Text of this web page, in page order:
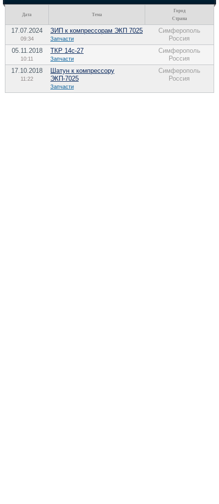
Дата Тема
Город
Страна
17.07.2024
09:34
ЗИП к компрессорам ЭКП 7025
Запчасти
Симферополь
Россия
05.11.2018
10:11
ТКР 14с-27
Запчасти
Симферополь
Россия
17.10.2018
11:22
Шатун к компрессору
ЭКП-7025
Запчасти
Симферополь
Россия